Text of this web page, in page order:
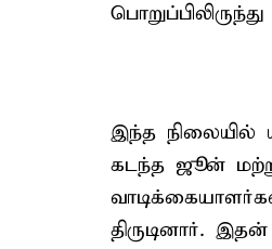
இந்த நிலையில்
கடந்த ஜூன்
திருடினார்.